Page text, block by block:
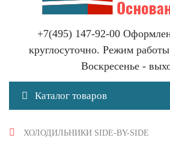
+7(495) 147-92-00
круглосуточно. Режим
Воскресенье -
Каталог товаров
ХОЛОДИЛЬНИКИ SIDE-BY-SIDE